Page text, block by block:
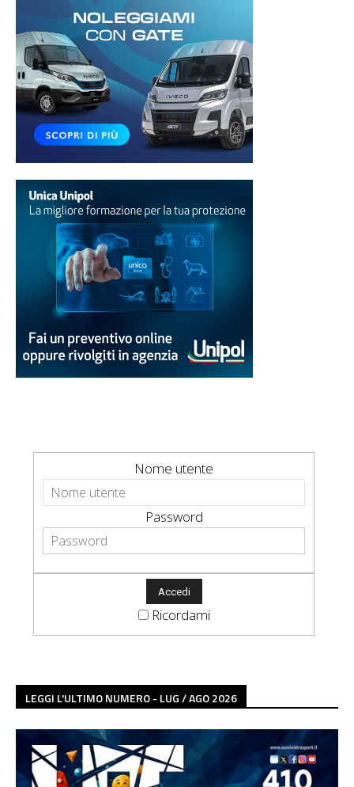
Nome utente
Password
Ricordami
LEGGI L'ULTIMO NUMERO - LUG / AGO 2026